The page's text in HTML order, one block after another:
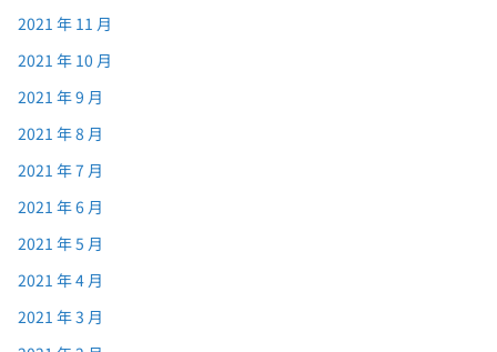
2021 年 11 月
2021 年 10 月
2021 年 9 月
2021 年 8 月
2021 年 7 月
2021 年 6 月
2021 年 5 月
2021 年 4 月
2021 年 3 月